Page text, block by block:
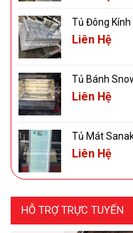
Tủ Đông Kính
Liên Hệ
Tủ Bánh
Liên Hệ
Tủ Mát
Liên Hệ
HỖ TRỢ TRỰC TUYẾN